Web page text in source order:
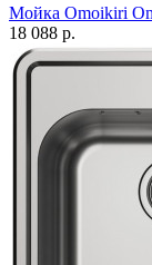
Мойка Omoikiri
18 088 р.